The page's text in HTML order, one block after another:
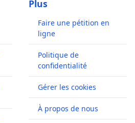
Plus
Faire une pétition en
ligne
Politique de
confidentialité
Gérer les cookies
À propos de nous